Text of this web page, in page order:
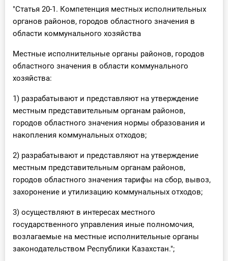
"Статья 20-1. Компетенция местных исполнительных
органов районов, городов областного значения в
области коммунального хозяйства
Местные исполнительные органы районов, городов
областного значения в области коммунального
хозяйства:
1) разрабатывают и представляют на утверждение
местным представительным органам районов,
городов областного значения нормы образования и
накопления коммунальных отходов;
2) разрабатывают и представляют на утверждение
местным представительным органам районов,
городов областного значения тарифы на сбор, вывоз,
захоронение и утилизацию коммунальных отходов;
3) осуществляют в интересах местного
государственного управления иные полномочия,
возлагаемые на местные исполнительные органы
законодательством Республики Казахстан.";